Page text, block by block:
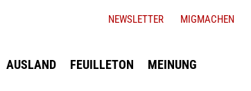
AUSLAND FEUILLETON MEINUNG
NEWSLETTER MIGMACHEN